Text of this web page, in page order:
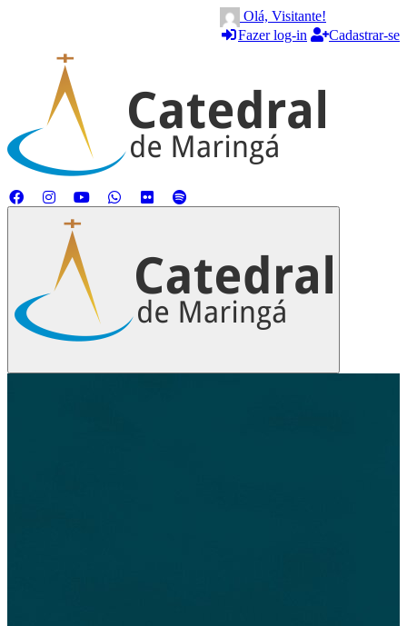
Olá, Visitante!
Fazer log-in
Cadastrar-se